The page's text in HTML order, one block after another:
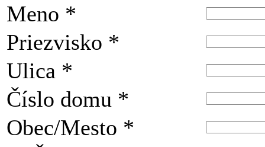
Meno *
Priezvisko *
Ulica *
Číslo domu *
Obec/Mesto *